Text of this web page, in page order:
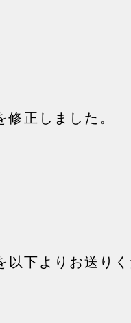
正しました。
下よりお送りく